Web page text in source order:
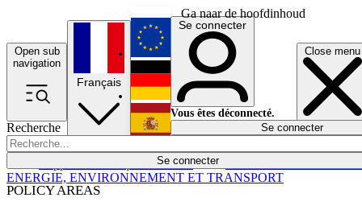
Ga naar de hoofdinhoud
Open sub
navigation
Close menu
Recherche
Se connecter
POLICY AREAS
Économie
Français
English
Deutsch
Español
Se connecter
Vous êtes déconnecté.
Se connecter
ENERGIE, ENVIRONNEMENT ET TRANSPORT